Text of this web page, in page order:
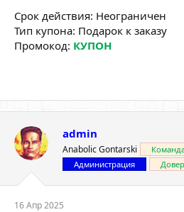
Срок действия: Неограничен
Тип купона: Подарок к заказу
Промокод: КУПОН
admin
Anabolic Gontarski
Администрация
16 Апр 2025